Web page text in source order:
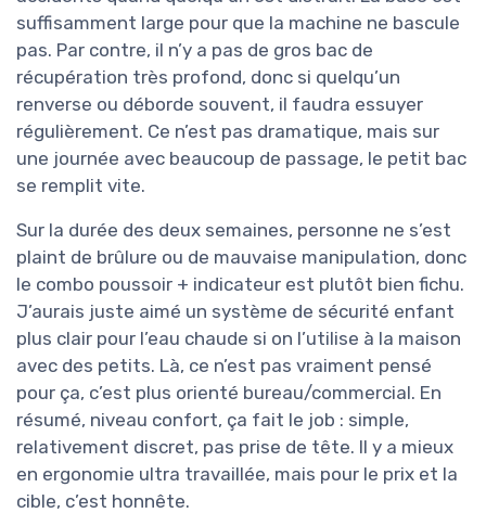
suffisamment large pour que la machine ne bascule
pas. Par contre, il n’y a pas de gros bac de
récupération très profond, donc si quelqu’un
renverse ou déborde souvent, il faudra essuyer
régulièrement. Ce n’est pas dramatique, mais sur
une journée avec beaucoup de passage, le petit bac
se remplit vite.
Sur la durée des deux semaines, personne ne s’est
plaint de brûlure ou de mauvaise manipulation, donc
le combo poussoir + indicateur est plutôt bien fichu.
J’aurais juste aimé un système de sécurité enfant
plus clair pour l’eau chaude si on l’utilise à la maison
avec des petits. Là, ce n’est pas vraiment pensé
pour ça, c’est plus orienté bureau/commercial. En
résumé, niveau confort, ça fait le job : simple,
relativement discret, pas prise de tête. Il y a mieux
en ergonomie ultra travaillée, mais pour le prix et la
cible, c’est honnête.